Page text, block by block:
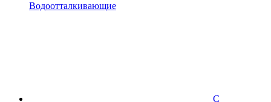
Водоотталкивающие
С